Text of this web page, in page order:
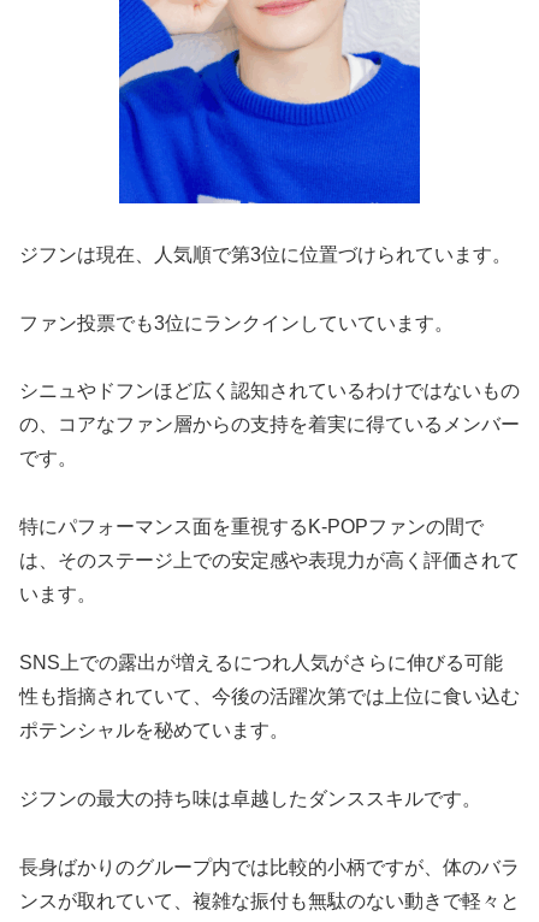
ジフンは現在、人気順で第3位に位置づけられています​。
ファン投票でも3位にランクインしていています。
シニュやドフンほど広く認知されているわけではないもの
の、
コアなファン層からの支持を着実に得ているメンバー
です。
特にパフォーマンス面を重視するK-POPファンの間で
は、そのステージ上での安定感や表現力が高く評価されて
います。
SNS上での露出が増えるにつれ人気がさらに伸びる可能
性も指摘されていて、今後の活躍次第では上位に食い込む
ポテンシャルを秘めています​。
ジフンの最大の持ち味は卓越したダンススキルです。
長身ばかりのグループ内では比較的小柄ですが、体のバラ
ンスが取れていて、複雑な振付も無駄のない動きで軽々と